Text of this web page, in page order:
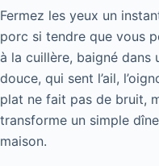
Fermez les yeux un
porc si tendre que vous
à la cuillère, baigné dans
douce, qui sent l’ail,
plat ne fait pas de bruit,
transforme un simple
maison.